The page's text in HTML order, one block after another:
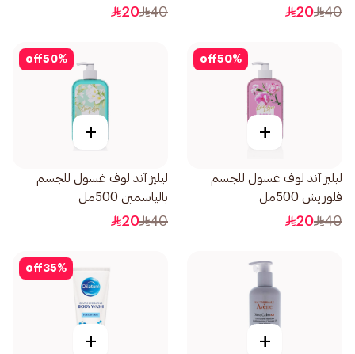
40
20
40
20
50%
off
+
ليليز آند لوف غسول للجسم
فلوريش 500مل
40
20
50%
off
+
ليليز آند لوف غسول للجسم
بالياسمين 500مل
40
20
+
35%
off
+